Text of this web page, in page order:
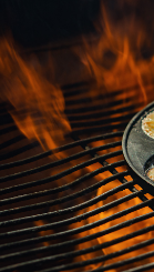
English Suomi